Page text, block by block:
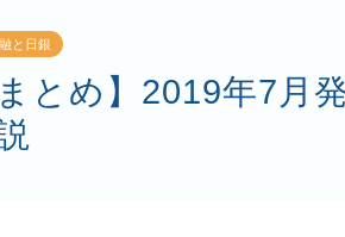
と日銀
まとめ】2019年7月